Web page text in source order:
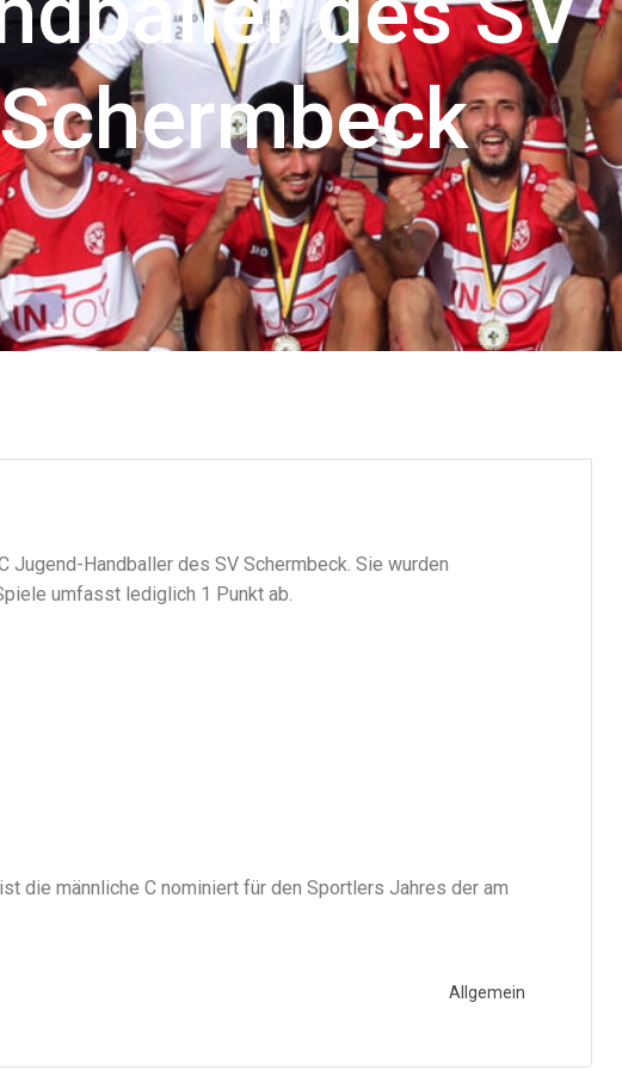
Jugend-Handballer des SV Schermbeck. Sie wurden
umfasst lediglich 1 Punkt ab.
die männliche C nominiert für den Sportlers Jahres der am
Allgemein